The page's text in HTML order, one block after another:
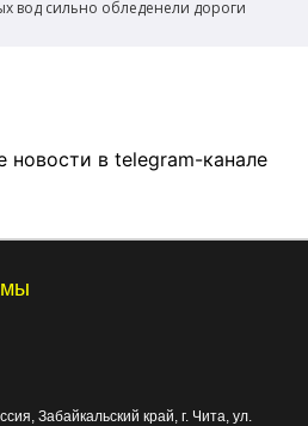
вод сильно обледенели дороги
новости в telegram-канале
Забайкальский край, г. Чита ул.